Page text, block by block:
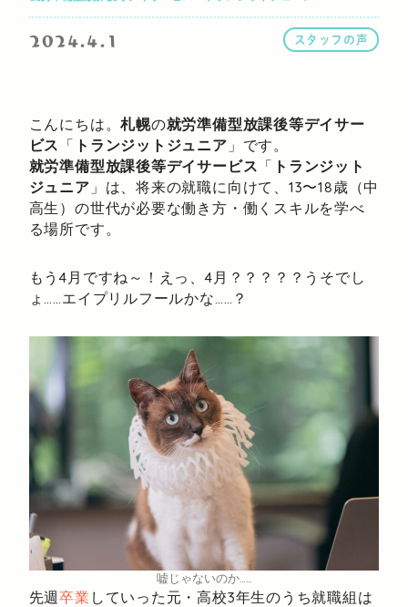
2024.4.1 スタッフの声
こんにちは。札幌の就労準備型放課後等デイサー
ビス 「 トランジットジュニア 」です。
就労準備型放課後等デイサービス 「 トランジット
ジュニア 」は、将来の就職に向けて、13〜18歳（中
高生）の世代が必要な働き方・働くスキルを学べ
る場所です。
もう4月ですね～！えっ、4月？？？？？うそでし
ょ……エイプリルフールかな……？
嘘じゃないのか……
先週卒業 していった元・高校3年生のうち就職組は